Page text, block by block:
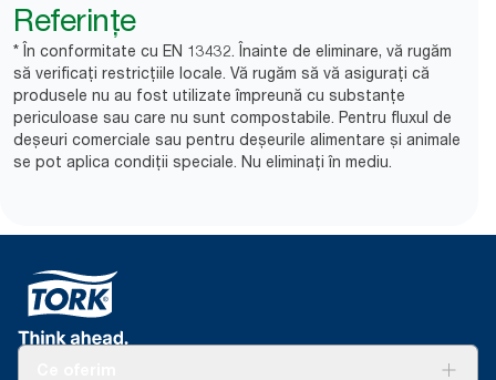
Referințe
* În conformitate cu EN 13432. Înainte de eliminare, vă rugăm
să verificați restricțiile locale. Vă rugăm să vă asigurați că
produsele nu au fost utilizate împreună cu substanțe
periculoase sau care nu sunt compostabile. Pentru fluxul de
deșeuri comerciale sau pentru deșeurile alimentare și animale
se pot aplica condiții speciale. Nu eliminați în mediu.​